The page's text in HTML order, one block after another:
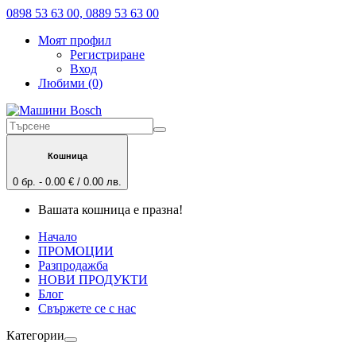
0898 53 63 00, 0889 53 63 00
Моят профил
Регистриране
Вход
Любими (0)
Кошница
0 бр. - 0.00 € / 0.00 лв.
Вашата кошница е празна!
Начало
ПРОМОЦИИ
Разпродажба
НОВИ ПРОДУКТИ
Блог
Свържете се с нас
Категории